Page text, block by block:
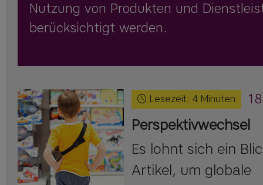
Nutzung von Produkten und
berücksichtigt werden.
Lesezeit: 4 Minuten
Perspektivwechsel
Es lohnt sich ein
Artikel, um globale